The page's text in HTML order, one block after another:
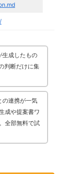
生成したもの
判断だけに集
の連携が一気
成や提案書ワ
全部無料で試